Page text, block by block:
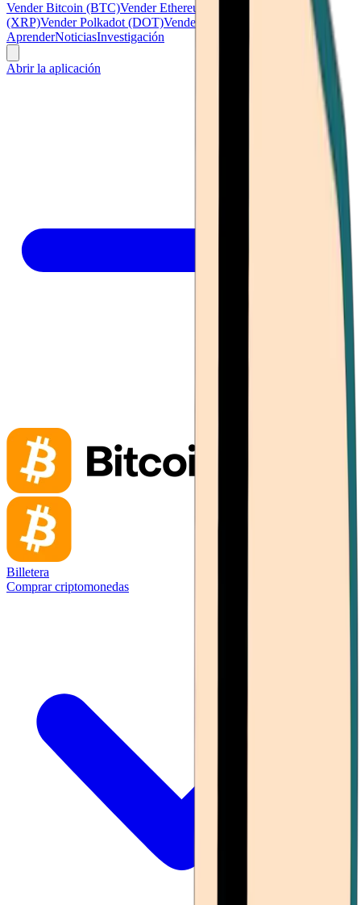
Vender Bitcoin (BTC)Vender Ethereum (ETH)
Vender Ripple
(XRP)Vender Polkadot (DOT)Vender Litecoin (LTC)
Ver todo
AprenderNoticiasInvestigación
Abrir la aplicación
Billetera
Comprar criptomonedas